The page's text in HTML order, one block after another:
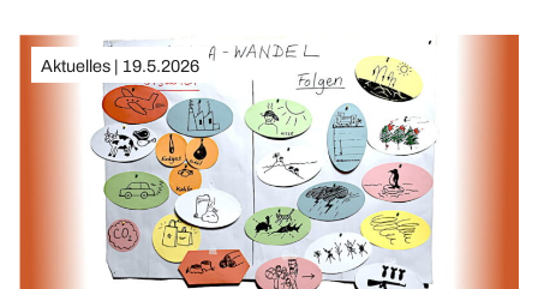
Aktuelles | 19.5.2026